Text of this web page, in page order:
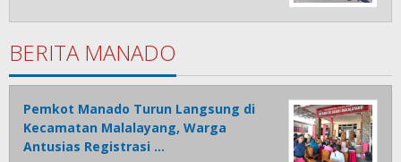
BERITA MANADO
Pemkot Manado Turun Langsung di
Kecamatan Malalayang, Warga
Antusias Registrasi …